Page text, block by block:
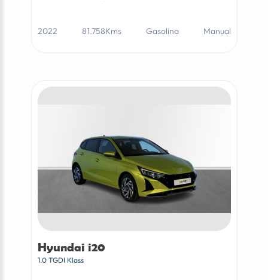
2022 81.758Kms Gasolina Manual
Hyundai i20
1.0 TGDI Klass